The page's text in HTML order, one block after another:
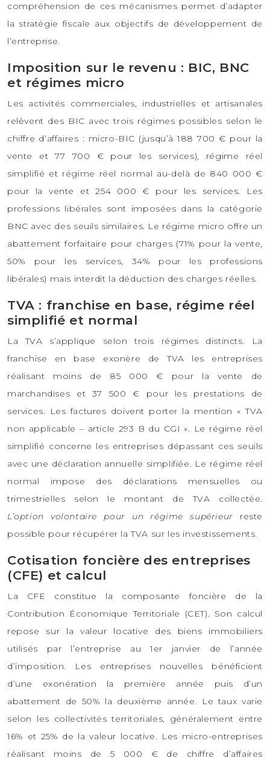
compréhension de ces mécanismes permet d’adapter
la stratégie fiscale aux objectifs de développement de
l’entreprise.
Imposition sur le revenu : BIC, BNC
et régimes micro
Les activités commerciales, industrielles et artisanales
relèvent des BIC avec trois régimes possibles selon le
chiffre d’affaires : micro-BIC (jusqu’à 188 700 € pour la
vente et 77 700 € pour les services), régime réel
simplifié et régime réel normal au-delà de 840 000 €
pour la vente et 254 000 € pour les services. Les
professions libérales sont imposées dans la catégorie
BNC avec des seuils similaires. Le régime micro offre un
abattement forfaitaire pour charges (71% pour la vente,
50% pour les services, 34% pour les professions
libérales) mais interdit la déduction des charges réelles.
TVA : franchise en base, régime réel
simplifié et normal
La TVA s’applique selon trois régimes distincts. La
franchise en base exonère de TVA les entreprises
réalisant moins de 85 000 € pour la vente de
marchandises et 37 500 € pour les prestations de
services. Les factures doivent porter la mention « TVA
non applicable – article 293 B du CGI ». Le régime réel
simplifié concerne les entreprises dépassant ces seuils
avec une déclaration annuelle simplifiée. Le régime réel
normal impose des déclarations mensuelles ou
trimestrielles selon le montant de TVA collectée.
L’option volontaire pour un régime supérieur reste
possible pour récupérer la TVA sur les investissements.
Cotisation foncière des entreprises
(CFE) et calcul
La CFE constitue la composante foncière de la
Contribution Économique Territoriale (CET). Son calcul
repose sur la valeur locative des biens immobiliers
utilisés par l’entreprise au 1er janvier de l’année
d’imposition. Les entreprises nouvelles bénéficient
d’une exonération la première année puis d’un
abattement de 50% la deuxième année. Le taux varie
selon les collectivités territoriales, généralement entre
16% et 25% de la valeur locative. Les micro-entreprises
réalisant moins de 5 000 € de chiffre d’affaires